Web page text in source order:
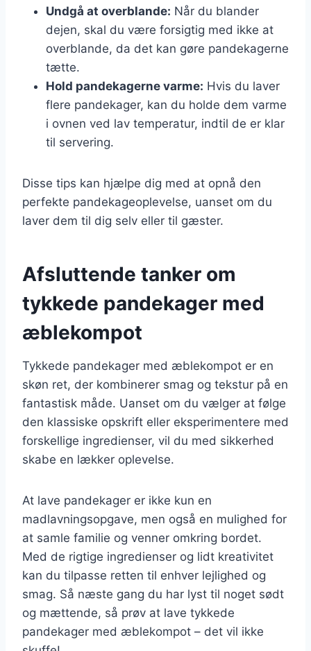
Undgå at overblande: Når du blander
dejen, skal du være forsigtig med ikke at
overblande, da det kan gøre pandekagerne
tætte.
Hold pandekagerne varme: Hvis du laver
flere pandekager, kan du holde dem varme
i ovnen ved lav temperatur, indtil de er klar
til servering.
Disse tips kan hjælpe dig med at opnå den
perfekte pandekageoplevelse, uanset om du
laver dem til dig selv eller til gæster.
Afsluttende tanker om
tykkede pandekager med
æblekompot
Tykkede pandekager med æblekompot er en
skøn ret, der kombinerer smag og tekstur på en
fantastisk måde. Uanset om du vælger at følge
den klassiske opskrift eller eksperimentere med
forskellige ingredienser, vil du med sikkerhed
skabe en lækker oplevelse.
At lave pandekager er ikke kun en
madlavningsopgave, men også en mulighed for
at samle familie og venner omkring bordet.
Med de rigtige ingredienser og lidt kreativitet
kan du tilpasse retten til enhver lejlighed og
smag. Så næste gang du har lyst til noget sødt
og mættende, så prøv at lave tykkede
pandekager med æblekompot – det vil ikke